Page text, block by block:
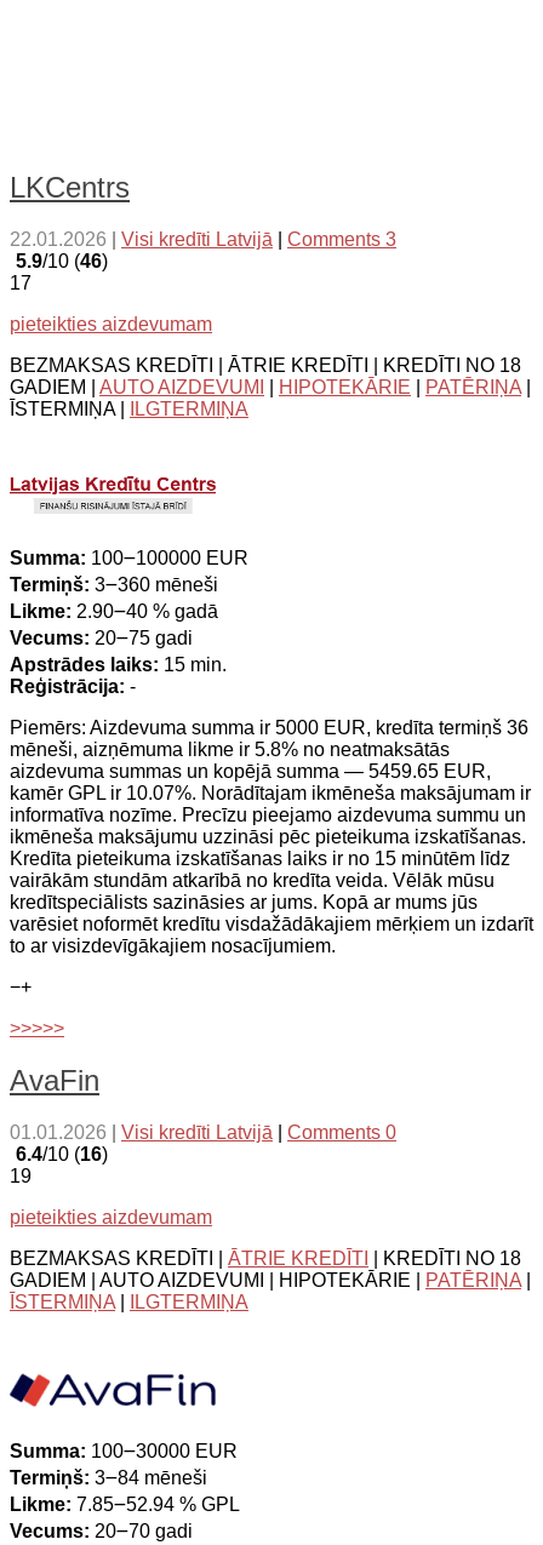
LKCentrs
22.01.2026 Visi kredīti Latvijā
Comments 3
5.9/10 (46)
17
pieteikties aizdevumam
BEZMAKSAS KREDĪTI | ĀTRIE KREDĪTI | KREDĪTI NO 18
GADIEM | AUTO AIZDEVUMI HIPOTEKĀRIE PATĒRIŅA
ĪSTERMIŅA |
ILGTERMIŅA
Summa: 100౼100000 EUR
Termiņš: 3౼360 mēneši
Likme: 2.90౼40 % gadā
Vecums: 20౼75 gadi
Apstrādes laiks: 15 min.
Reģistrācija: -
Piemērs: Aizdevuma summa ir 5000 EUR, kredīta termiņš 36
mēneši, aizņēmuma likme ir 5.8% no neatmaksātās
aizdevuma summas un kopējā summa — 5459.65 EUR,
kamēr GPL ir 10.07%. Norādītajam ikmēneša maksājumam ir
informatīva nozīme. Precīzu pieejamo aizdevuma summu un
ikmēneša maksājumu uzzināsi pēc pieteikuma izskatīšanas.
Kredīta pieteikuma izskatīšanas laiks ir no 15 minūtēm līdz
vairākām stundām atkarībā no kredīta veida. Vēlāk mūsu
kredītspeciālists sazināsies ar jums. Kopā ar mums jūs
varēsiet noformēt kredītu visdažādākajiem mērķiem un izdarīt
to ar visizdevīgākajiem nosacījumiem.
−+
>>>>>
AvaFin
01.01.2026 Visi kredīti Latvijā
Comments 0
6.4/10 (16)
19
pieteikties aizdevumam
BEZMAKSAS KREDĪTI | ĀTRIE KREDĪTI
| KREDĪTI NO 18
GADIEM | AUTO AIZDEVUMI | HIPOTEKĀRIE |
PATĒRIŅA
ĪSTERMIŅA
ILGTERMIŅA
Summa: 100౼30000 EUR
Termiņš: 3౼84 mēneši
Likme: 7.85౼52.94 % GPL
Vecums: 20౼70 gadi